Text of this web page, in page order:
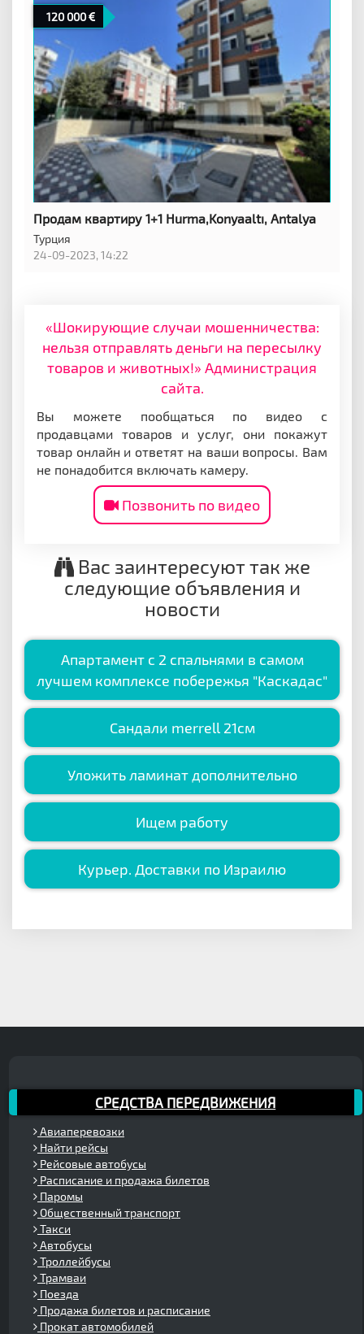
120 000
Продам квартиру 1+1 Hurma,Konyaaltı, Antalya
Турция
24-09-2023, 14:22
«Шокирующие случаи мошенничества:
нельзя отправлять деньги на пересылку
товаров и животных!» Администрация
сайта.
Вы можете пообщаться по видео с
продавцами товаров и услуг, они покажут
товар онлайн и ответят на ваши вопросы. Вам
не понадобится включать камеру.
Позвонить по видео
Вас заинтересуют так же
следующие объявления и
новости
Апартамент с 2 спальнями в самом
лучшем комплексе побережья "Каскадас"
Сандали merrell 21см
Уложить ламинат дополнительно
Ищем работу
Курьер. Доставки по Израилю
СРЕДСТВА ПЕРЕДВИЖЕНИЯ
Авиаперевозки
Найти рейсы
Рейсовые автобусы
Расписание и продажа билетов
Паромы
Общественный транспорт
Такси
Автобусы
Троллейбусы
Трамваи
Поезда
Продажа билетов и расписание
Прокат автомобилей